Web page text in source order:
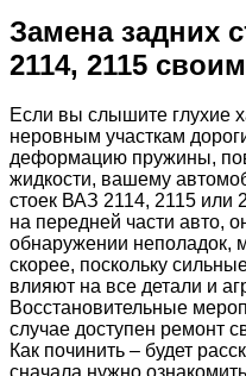
Замена задних
2114, 2115
Если вы слышите глухие
неровным участкам
деформацию пружины,
жидкости, вашему
стоек ВАЗ 2114, 2115 или
на передней части авто,
обнаружении неполадок,
скорее, поскольку
влияют на все детали и
Восстановительные
случае доступен ремонт
Как починить – будет